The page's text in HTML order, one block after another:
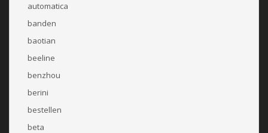
automatica
banden
baotian
beeline
benzhou
berini
bestellen
beta